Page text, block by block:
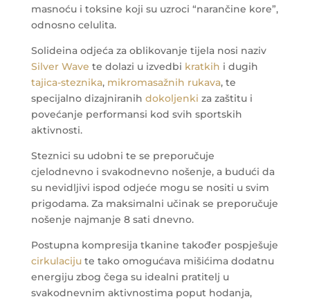
masnoću i toksine koji su uzroci “narančine kore”,
odnosno celulita.
Solideina odjeća za oblikovanje tijela nosi naziv
Silver Wave te dolazi u izvedbi kratkih i dugih
tajica-steznika, mikromasažnih rukava, te
specijalno dizajniranih dokoljenki za zaštitu i
povećanje performansi kod svih sportskih
aktivnosti.
Steznici su udobni te se preporučuje
cjelodnevno i svakodnevno nošenje, a budući da
su nevidljivi ispod odjeće mogu se nositi u svim
prigodama. Za maksimalni učinak se preporučuje
nošenje najmanje 8 sati dnevno.
Postupna kompresija tkanine također pospješuje
cirkulacijute tako omogućava mišićima dodatnu
energiju zbog čega su idealni pratitelj u
svakodnevnim aktivnostima poput hodanja,